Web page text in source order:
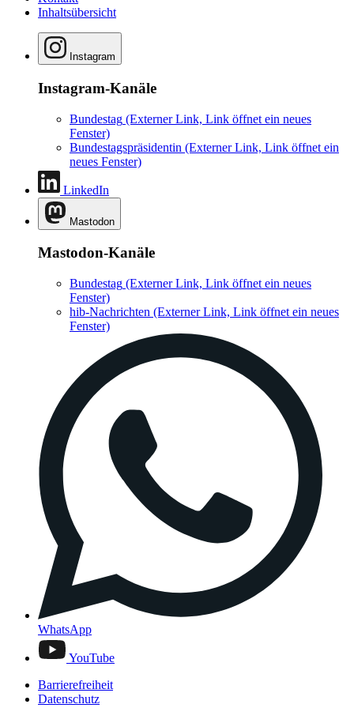
Inhaltsübersicht
Instagram
Instagram-Kanäle
Bundestag (Externer Link, Link öffnet ein neues
Fenster)
Bundestagspräsidentin (Externer Link, Link öffnet ein
neues Fenster)
LinkedIn
Mastodon
Mastodon-Kanäle
Bundestag (Externer Link, Link öffnet ein neues
Fenster)
hib-Nachrichten (Externer Link, Link öffnet ein neues
Fenster)
WhatsApp
YouTube
Barrierefreiheit
Datenschutz